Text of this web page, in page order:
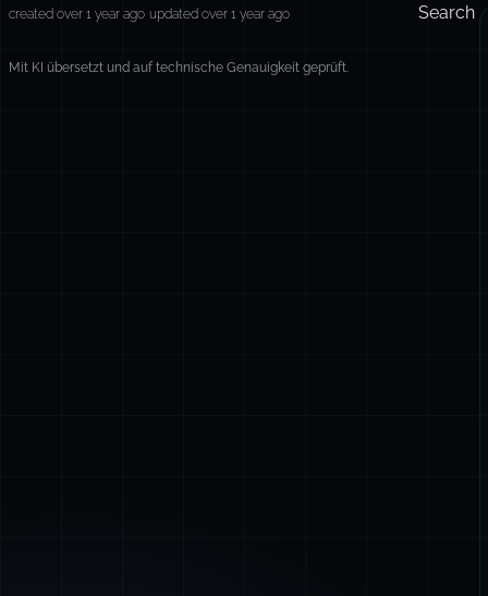
created over 1 year ago updated over 1 year ago Search
Mit KI übersetzt und auf technische Genauigkeit geprüft.